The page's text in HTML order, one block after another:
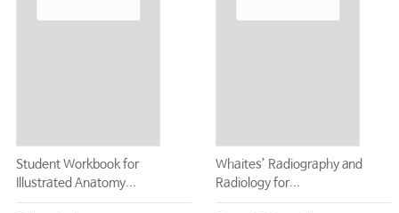
Student Workbook for
Illustrated Anatomy...
Whaites’ Radiography and
Radiology for...